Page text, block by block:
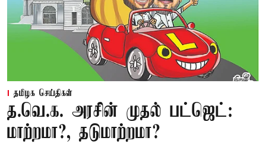
தமிழக செய்திகள்
த.வெ.க. அரசின் முதல் பட்ஜெட்:
மாற்றமா?, தடுமாற்றமா?